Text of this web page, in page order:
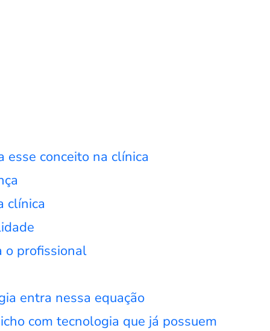
esse conceito na clínica
clínica
o profissional
entra nessa equação
com tecnologia que já possuem